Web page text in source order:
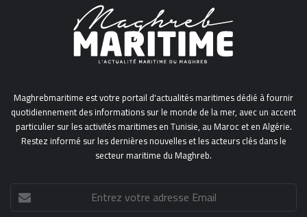
Maghrebmaritime est votre portail d'actualités maritimes dédié à fournir
quotidiennement des informations sur le monde de la mer, avec un accent
particulier sur les activités maritimes en Tunisie, au Maroc et en Algérie.
Restez informé sur les dernières nouvelles et les acteurs clés dans le
secteur maritime du Maghreb.
Entrez
votre